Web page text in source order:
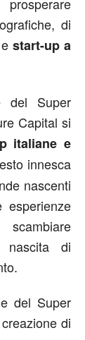
di
start-up a
del Super
Capital si
italiane e
innesca
nascenti
esperienze
scambiare
di
del Super
di